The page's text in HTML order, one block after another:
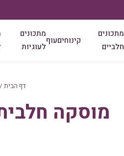
מתכונים
חלביים
קינוחיםעוף
מתכונים
לעוגיות
דף הבית /
מוסקה